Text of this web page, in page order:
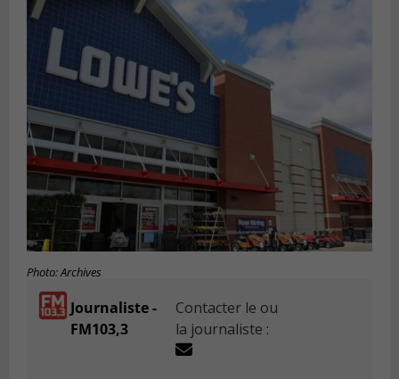
Photo: Archives
Journaliste -
FM103,3
Contacter le ou
la journaliste :